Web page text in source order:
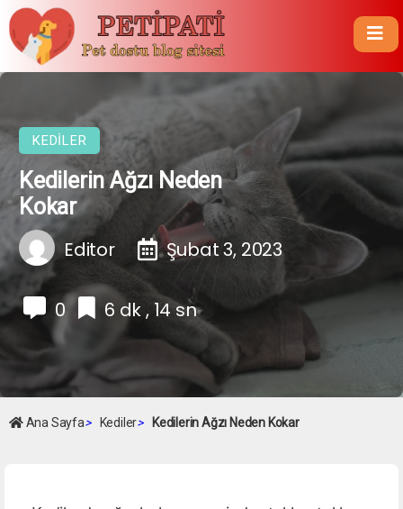
KEDILER
Kedilerin Ağzı Neden
Kokar
Editor Şubat 3, 2023
0 6 dk , 14 sn
Ana Sayfa> Kediler> Kedilerin Ağzı Neden Kokar